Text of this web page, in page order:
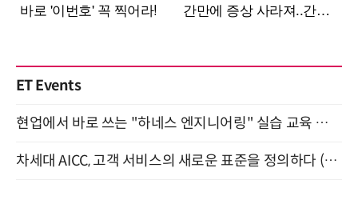
ET Events
현업에서 바로 쓰는 "하네스 엔지니어링" 실습 교육 워크숍 8월 20일 개최
차세대 AICC, 고객 서비스의 새로운 표준을 정의하다 (9/9)